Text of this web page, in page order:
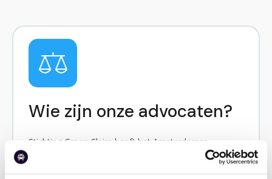
Wie zijn onze advocaten?
Stichting Green Claim heeft het Amsterdamse
advocatenkantoor Kennedy van der Laan aangesteld